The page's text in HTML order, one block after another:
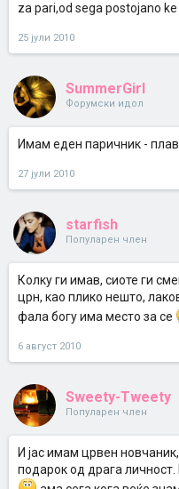
za pari,od sega postojano
25 јули 2010
SummerGirl
Форумски идол
Имам еден паричник - плав.
27 јули 2010
starfish
Популарен член
Колку ги имав, сиоте ги
црн, као плико нешто,
фала богу има место за се
6 август 2010
Sweety-Tweety
Популарен член
И јас имам црвен
подарок од драга